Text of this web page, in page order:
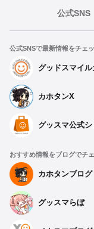
公式SNS
公式SNSで最新情報をチェッ
グッドスマイ
カホタンX
グッスマ公式
おすすめ情報をブログでチ
カホタンブログ
グッスマらぼ